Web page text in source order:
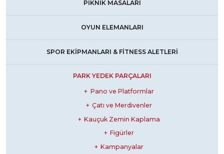
PIKNIK MASALARI
OYUN ELEMANLARI
SPOR EKIPMANLARI & FİTNESS ALETLERI
PARK YEDEK PARÇALARI
Pano ve Platformlar
Çatı ve Merdivenler
Kauçuk Zemin Kaplama
Figürler
Kampanyalar